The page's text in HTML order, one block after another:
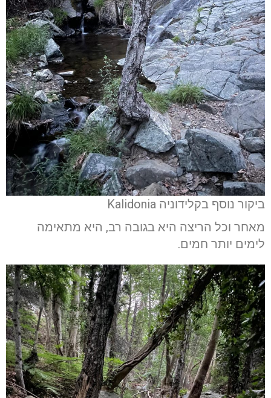
ביקור נוסף בקלידוניה Kalidonia
מאחר וכל הריצה היא בגובה רב, היא מתאימה
לימים יותר חמים.